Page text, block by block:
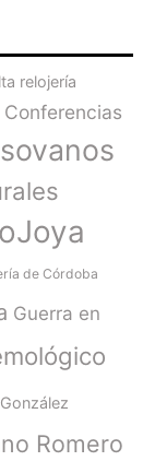
relojería
Conferencias
de Córdoba
Guerra en
Romero